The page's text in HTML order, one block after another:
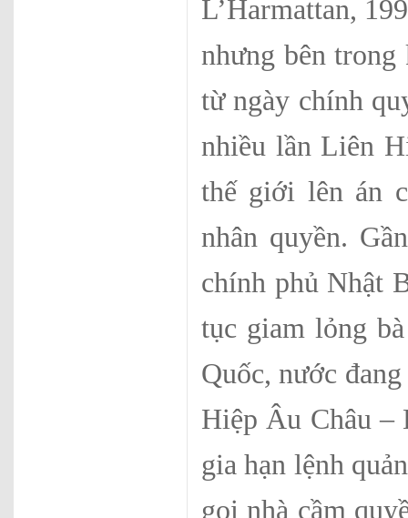
L’Harmattan,
nhưng bên trong
từ ngày chính
nhiều lần Liên
thế giới lên án
nhân quyền.
chính phủ Nhật
tục giam lỏng
Quốc, nước
Hiệp Âu Châu –
gia hạn lệnh
gọi nhà cầm